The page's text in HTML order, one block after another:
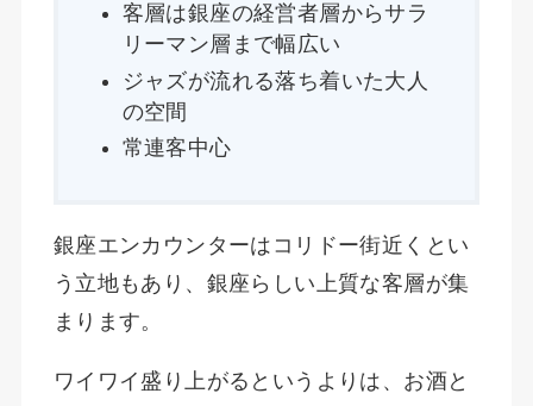
客層は銀座の経営者層からサラ
リーマン層まで幅広い
ジャズが流れる落ち着いた大人
の空間
常連客中心
銀座エンカウンターはコリドー街近くとい
う立地もあり、銀座らしい上質な客層が集
まります。
ワイワイ盛り上がるというよりは、お酒と